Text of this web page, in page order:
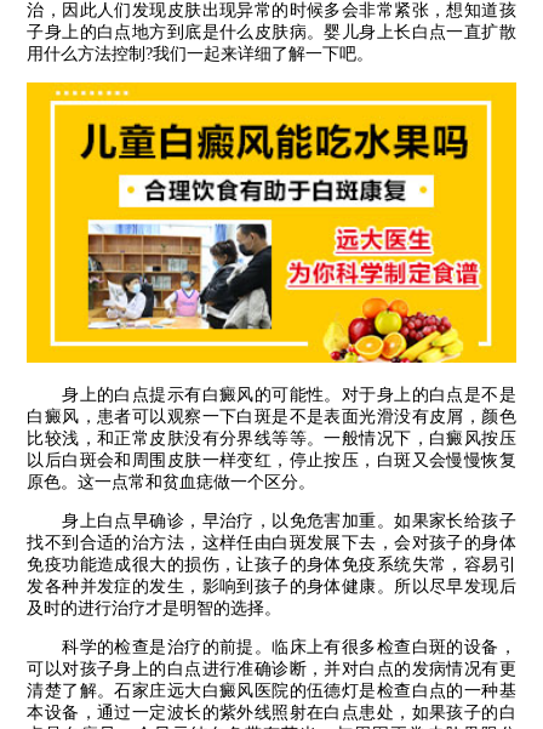
治，因此人们发现皮肤出现异常的时候多会非常紧张，想知道孩
子身上的白点地方到底是什么皮肤病。婴儿身上长白点一直扩散
用什么方法控制?我们一起来详细了解一下吧。
身上的白点提示有白癜风的可能性。对于身上的白点是不是
白癜风，患者可以观察一下白斑是不是表面光滑没有皮屑，颜色
比较浅，和正常皮肤没有分界线等等。一般情况下，白癜风按压
以后白斑会和周围皮肤一样变红，停止按压，白斑又会慢慢恢复
原色。这一点常和贫血痣做一个区分。
身上白点早确诊，早治疗，以免危害加重。如果家长给孩子
找不到合适的治方法，这样任由白斑发展下去，会对孩子的身体
免疫功能造成很大的损伤，让孩子的身体免疫系统失常，容易引
发各种并发症的发生，影响到孩子的身体健康。所以尽早发现后
及时的进行治疗才是明智的选择。
科学的检查是治疗的前提。临床上有很多检查白斑的设备，
可以对孩子身上的白点进行准确诊断，并对白点的发病情况有更
清楚了解。石家庄远大白癜风医院的伍德灯是检查白点的一种基
本设备，通过一定波长的紫外线照射在白点患处，如果孩子的白